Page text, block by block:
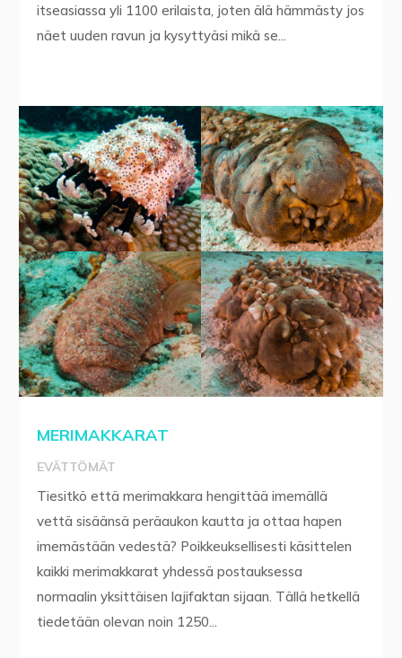
itseasiassa yli 1100 erilaista, joten älä hämmästy jos
näet uuden ravun ja kysyttyäsi mikä se...
MERIMAKKARAT
EVÄTTÖMÄT
Tiesitkö että merimakkara hengittää imemällä
vettä sisäänsä peräaukon kautta ja ottaa hapen
imemästään vedestä? Poikkeuksellisesti käsittelen
kaikki merimakkarat yhdessä postauksessa
normaalin yksittäisen lajifaktan sijaan. Tällä hetkellä
tiedetään olevan noin 1250...